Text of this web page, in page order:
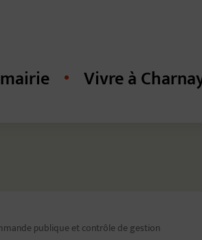
Vivre à
publique et contrôle de gestion